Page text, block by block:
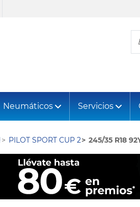
Neumáticos Servicios
PILOT SPORT CUP 2 245/35 R18